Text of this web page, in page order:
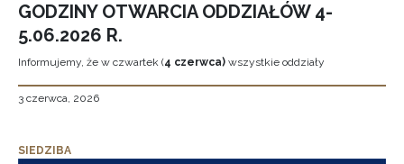
GODZINY OTWARCIA ODDZIAŁÓW 4-
5.06.2026 R.
Informujemy, że w czwartek (4 czerwca) wszystkie oddziały
3 czerwca, 2026
SIEDZIBA